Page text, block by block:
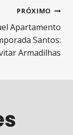
PRÓXIMO
Apartamento
Santos:
Armadilhas